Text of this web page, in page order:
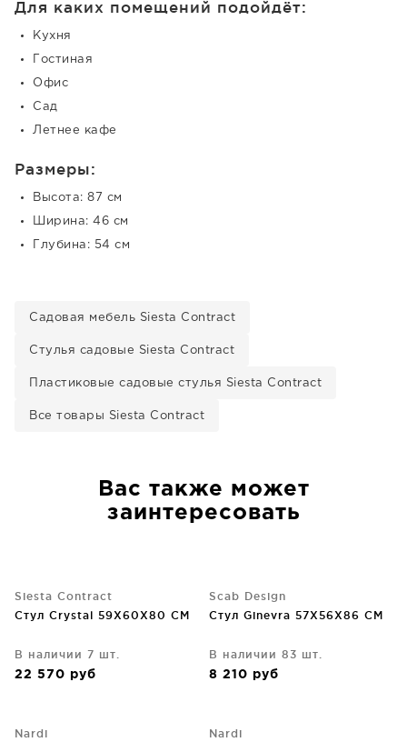
Для каких помещений подойдёт:
Кухня
Гостиная
Офис
Сад
Летнее кафе
Размеры:
Высота: 87 см
Ширина: 46 см
Глубина: 54 см
Садовая мебель Siesta Contract
Стулья садовые Siesta Contract
Пластиковые садовые стулья Siesta Contract
Все товары Siesta Contract
Вас также может
заинтересовать
Siesta Contract
Стул Crystal 59X60X80 CM
В наличии 7 шт.
22 570 руб
Scab Design
Стул Ginevra 57X56X86 CM
В наличии 83 шт.
8 210 руб
Nardi
Nardi